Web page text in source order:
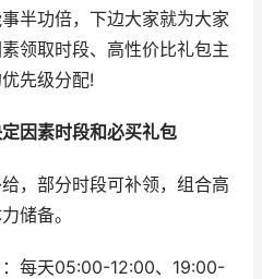
半功倍，下边大家就为大家
领取时段、高性价比礼包主
先级分配!
因素时段和必买礼包
部分时段可补领，组合高
储备。
每天05:00-12:00、19:00-